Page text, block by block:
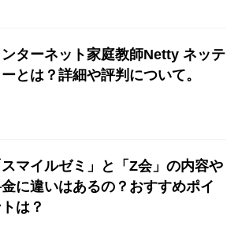
ターネット家庭教師Netty ネッテ
ーとは？詳細や評判について。
スマイルゼミ」と「Z会」の内容や
に違いはあるの？おすすめポイ
は？